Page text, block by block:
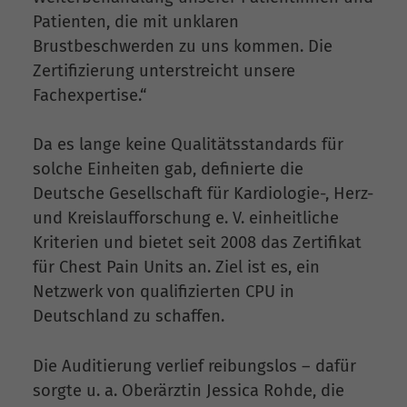
Patienten, die mit unklaren
Brustbeschwerden zu uns kommen. Die
Zertifizierung unterstreicht unsere
Fachexpertise.“
Da es lange keine Qualitätsstandards für
solche Einheiten gab, definierte die
Deutsche Gesellschaft für Kardiologie-, Herz-
und Kreislaufforschung e. V. einheitliche
Kriterien und bietet seit 2008 das Zertifikat
für Chest Pain Units an. Ziel ist es, ein
Netzwerk von qualifizierten CPU in
Deutschland zu schaffen.
Die Auditierung verlief reibungslos – dafür
sorgte u. a. Oberärztin Jessica Rohde, die